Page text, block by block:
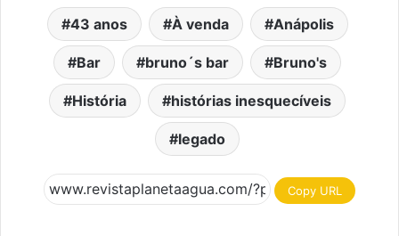
43 anos À venda Anápolis
Bar bruno´s bar Bruno's
História histórias inesquecíveis
legado
Copy URL